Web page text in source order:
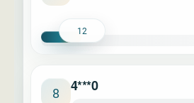
12
8 4***0